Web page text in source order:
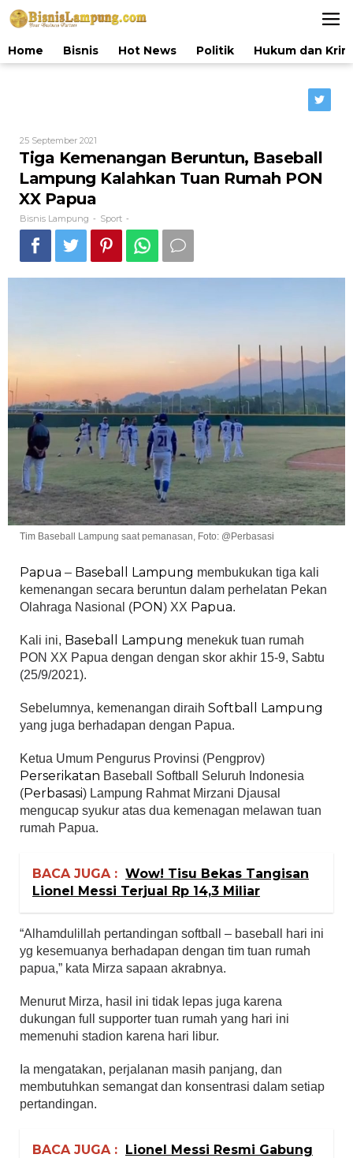
Lewati
ke
Home
Bisnis Hot News Politik Hukum dan
25 September 2021
Lampung
Tiga Kemenangan Beruntun, Baseball
Lampung Kalahkan Tuan Rumah PON
XX Papua
Bisnis Lampung - Sport -
Tim Baseball Lampung saat pemanasan, Foto: @Perbasasi
Papua – Baseball Lampung membukukan tiga kali
kemenangan secara beruntun dalam perhelatan Pekan
Olahraga Nasional (PON) XX Papua.
Kali ini, Baseball Lampung menekuk tuan rumah
PON XX Papua dengan dengan skor akhir 15-9, Sabtu
(25/9/2021).
Sebelumnya, kemenangan diraih Softball Lampung
yang juga berhadapan dengan Papua.
Ketua Umum Pengurus Provinsi (Pengprov)
Perserikatan Baseball Softball Seluruh Indonesia
(Perbasasi) Lampung Rahmat Mirzani Djausal
mengucap syukur atas dua kemenagan melawan tuan
rumah Papua.
BACA JUGA : Wow! Tisu Bekas Tangisan
Lionel Messi Terjual Rp 14,3 Miliar
“Alhamdulillah pertandingan softball – baseball hari ini
yg kesemuanya berhadapan dengan tim tuan rumah
papua,” kata Mirza sapaan akrabnya.
Menurut Mirza, hasil ini tidak lepas juga karena
dukungan full supporter tuan rumah yang hari ini
memenuhi stadion karena hari libur.
Ia mengatakan, perjalanan masih panjang, dan
membutuhkan semangat dan konsentrasi dalam setiap
pertandingan.
BACA JUGA : Lionel Messi Resmi Gabung